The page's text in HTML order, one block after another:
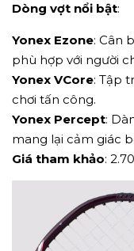
Dòng vợt nổi bật:
Yonex Ezone: Cân
phù hợp với người
Yonex VCore: Tập
chơi tấn công.
Yonex Percept:
mang lại cảm giác
Giá tham khảo: